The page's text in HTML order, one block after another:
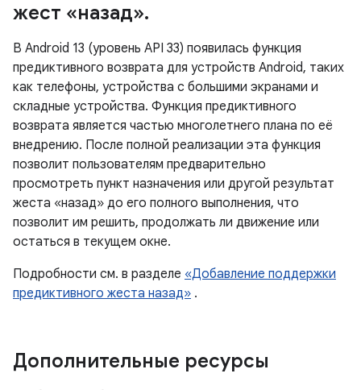
жест «назад».
В Android 13 (уровень API 33) появилась функция
предиктивного возврата для устройств Android, таких
как телефоны, устройства с большими экранами и
складные устройства. Функция предиктивного
возврата является частью многолетнего плана по её
внедрению. После полной реализации эта функция
позволит пользователям предварительно
просмотреть пункт назначения или другой результат
жеста «назад» до его полного выполнения, что
позволит им решить, продолжать ли движение или
остаться в текущем окне.
Подробности см. в разделе «Добавление поддержки
предиктивного жеста назад» .
Дополнительные ресурсы